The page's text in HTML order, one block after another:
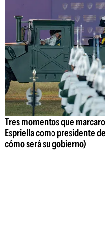
Tres momentos que
Espriella como presidente
cómo será su gobierno)